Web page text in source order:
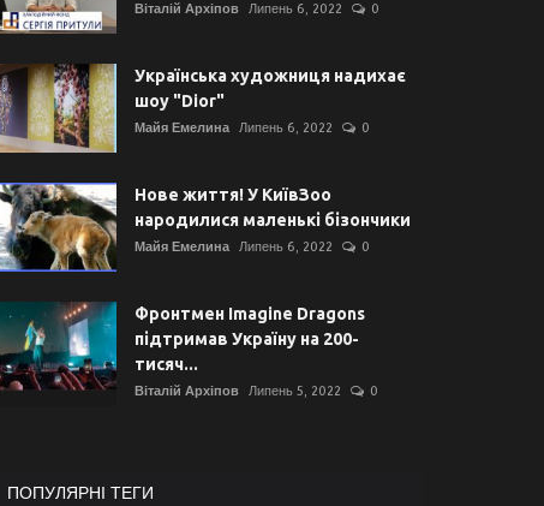
Віталій Архіпов Липень 6, 2022 0
Українська художниця надихає
шоу "Dior"
Майя Емелина Липень 6, 2022 0
Нове життя! У КиївЗоо
народилися маленькі бізончики
Майя Емелина Липень 6, 2022 0
Фронтмен Imagine Dragons
підтримав Україну на 200-
тисяч...
Віталій Архіпов Липень 5, 2022 0
ПОПУЛЯРНІ ТЕГИ